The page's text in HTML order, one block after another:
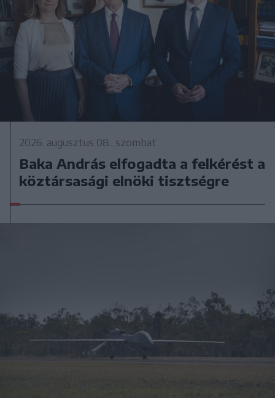
2026. augusztus 08., szombat
Baka András elfogadta a felkérést a
köztársasági elnöki tisztségre